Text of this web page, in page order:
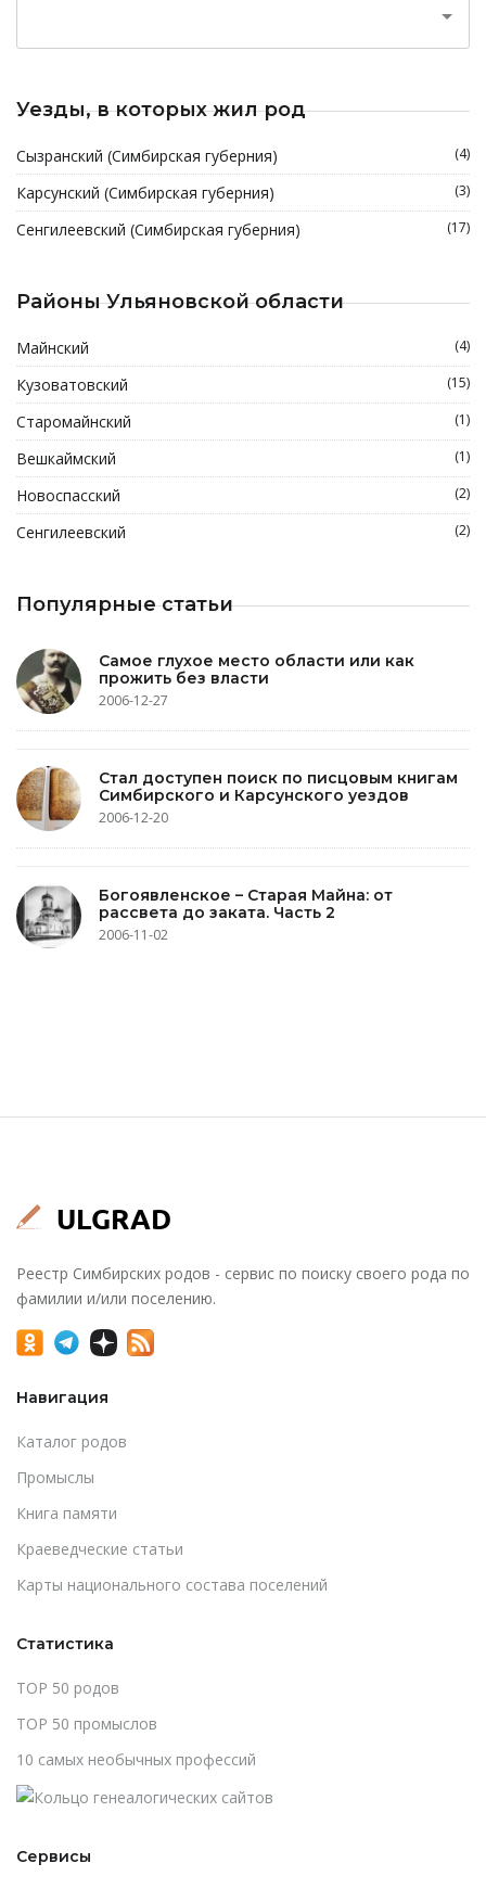
Уезды, в которых жил род
Сызранский (Симбирская губерния) (4)
Карсунский (Симбирская губерния) (3)
Сенгилеевский (Симбирская губерния) (17)
Районы Ульяновской области
Майнский (4)
Кузоватовский (15)
Старомайнский (1)
Вешкаймский (1)
Новоспасский (2)
Сенгилеевский (2)
Популярные статьи
Самое глухое место области или как
прожить без власти
2006-12-27
Стал доступен поиск по писцовым книгам
Симбирского и Карсунского уездов
2006-12-20
Богоявленское – Старая Майна: от
рассвета до заката. Часть 2
2006-11-02
Реестр Симбирских родов - сервис по поиску своего рода по
фамилии и/или поселению.
Навигация
Каталог родов
Промыслы
Книга памяти
Краеведческие статьи
Карты национального состава поселений
Статистика
TOP 50 родов
TOP 50 промыслов
10 самых необычных профессий
Сервисы